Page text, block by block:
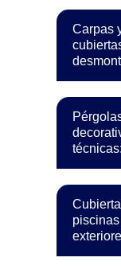
Carpas
técnicas: